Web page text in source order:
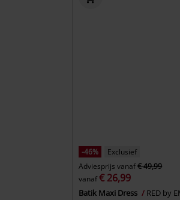
-46%
Exclusief
Adviesprijs vanaf€ 49,99
vanaf€ 26,99
Batik Maxi Dress RED by